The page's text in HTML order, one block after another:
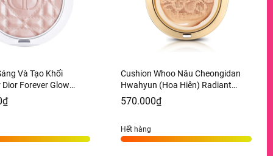
Và Tạo Khối
Forever Glow
03 Pink Halo - 6g
US
Cushion Whoo Nâu Cheongidan
Hwahyun (Hoa Hiên) Radiant
Essence Tone 21 - 15g
570.000₫
Hết hàng